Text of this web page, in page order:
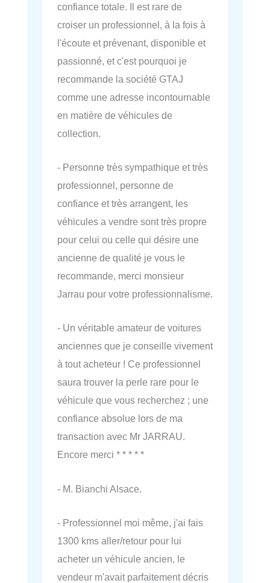
confiance totale. Il est rare de
croiser un professionnel, à la fois à
l'écoute et prévenant, disponible et
passionné, et c'est pourquoi je
recommande la société GTAJ
comme une adresse incontournable
en matière de véhicules de
collection.
- Personne très sympathique et très
professionnel, personne de
confiance et très arrangent, les
véhicules a vendre sont très propre
pour celui ou celle qui désire une
ancienne de qualité je vous le
recommande, merci monsieur
Jarrau pour votre professionnalisme.
- Un véritable amateur de voitures
anciennes que je conseille vivement
à tout acheteur ! Ce professionnel
saura trouver la perle rare pour le
véhicule que vous recherchez ; une
confiance absolue lors de ma
transaction avec Mr JARRAU.
Encore merci * * * * *
- M. Bianchi Alsace.
- Professionnel moi même, j'ai fais
1300 kms aller/retour pour lui
acheter un véhicule ancien, le
vendeur m'avait parfaitement décris